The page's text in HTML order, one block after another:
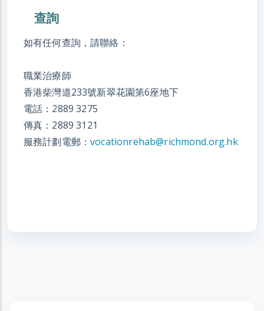
查詢
如有任何查詢，請聯絡：
職業治療師
香港柴灣道233號新翠花園第6座地下
電話：2889 3275
傳真：2889 3121
服務計劃電郵：vocationrehab@richmond.org.hk